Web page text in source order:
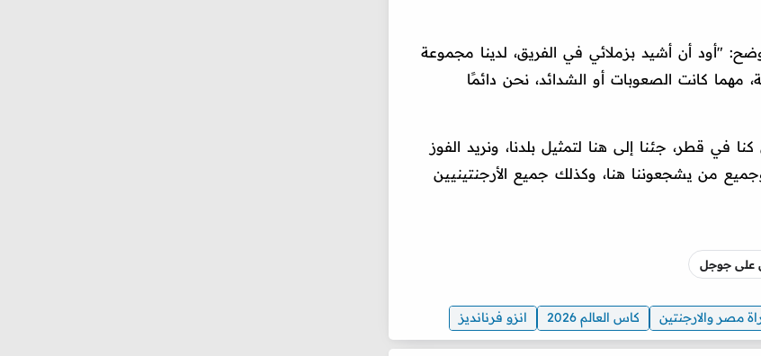
"أود أن أشيد بزملائي في الفريق، لدينا مجموعة
مهما كانت الصعوبات أو الشدائد، نحن دائمًا
قطر، جئنا إلى هنا لتمثيل بلدنا، ونريد الفوز
من يشجعوننا هنا، وكذلك جميع الأرجنتينيين
على جوجل
مصر والارجنتين كاس العالم 2026 انزو فرنانديز